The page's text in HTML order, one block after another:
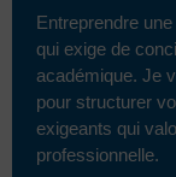
Entreprendre
qui exige de
académique. Je
pour structurer
exigeants qui
professionnelle.